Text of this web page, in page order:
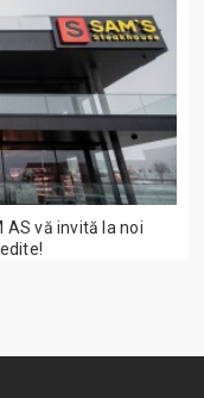
AS vă invită la noi